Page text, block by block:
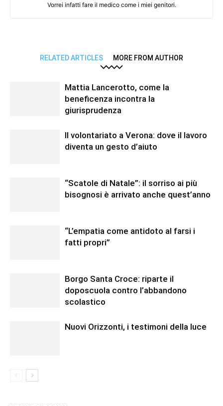
Vorrei infatti fare il medico come i miei genitori.
RELATED ARTICLES MORE FROM AUTHOR
Mattia Lancerotto, come la
beneficenza incontra la
giurisprudenza
Il volontariato a Verona: dove il lavoro
diventa un gesto d’aiuto
“Scatole di Natale”: il sorriso ai più
bisognosi è arrivato anche quest’anno
“L’empatia come antidoto al farsi i
fatti propri”
Borgo Santa Croce: riparte il
doposcuola contro l’abbandono
scolastico
Nuovi Orizzonti, i testimoni della luce